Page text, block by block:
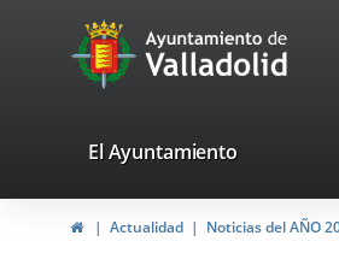
Portal
Web
Ayuntamiento
de
valladolid.es
El Ayuntamiento
HomeActualidad Noticias del AÑO